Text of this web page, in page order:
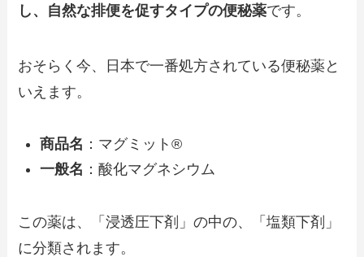
し、自然な排便を促すタイプの便秘薬です。
おそらく今、日本で一番処方されている便秘薬と
いえます。
商品名 ：マグミット®
一般名 ：酸化マグネシウム
この薬は、「浸透圧下剤」の中の、「塩類下剤」
に分類されます。